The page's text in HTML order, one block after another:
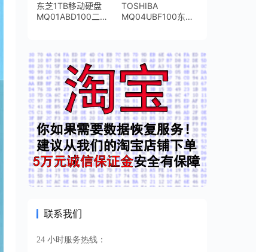
东芝1TB移动硬盘
MQ01ABD100二次
TOSHIBA
MQ04UBF100东芝
联系我们
24 小时服务热线：